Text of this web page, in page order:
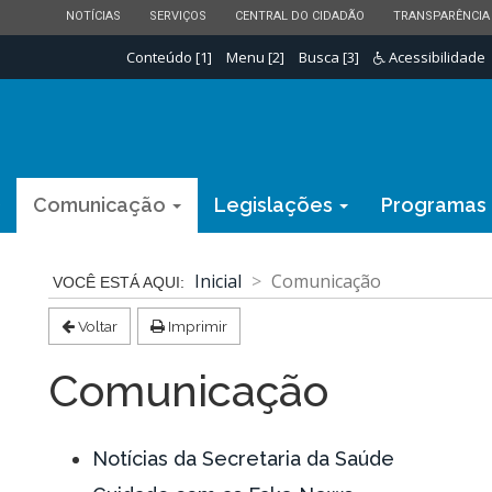
ESTADO
NOTÍCIAS ESTADO
SERVIÇOS ESTADO
CENTRAL DO CIDADÃO ESTADO
TRANSPARÊNCIA
Conteúdo [1] Menu [2] Busca [3] Acessibilidade
Comunicação Legislações Programas
Inicial Comunicação
Voltar Imprimir
Comunicação
Notícias da Secretaria da Saúde